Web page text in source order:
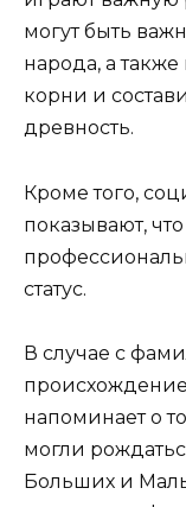
могут быть
народа, а
корни и
древность.
Кроме того,
показывают,
статус.
В случае с
напоминает о
могли
Больших и